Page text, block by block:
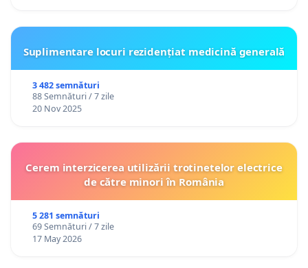
Suplimentare locuri rezidențiat medicină generală
3 482 semnături
88 Semnături / 7 zile
20 Nov 2025
Cerem interzicerea utilizării trotinetelor electrice
de către minori în România
5 281 semnături
69 Semnături / 7 zile
17 May 2026